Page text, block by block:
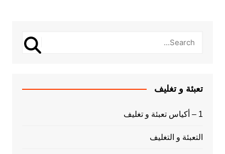
تعبئة و تغليف
1 – أكياس تعبئة و تغليف
التعبئة و التغليف